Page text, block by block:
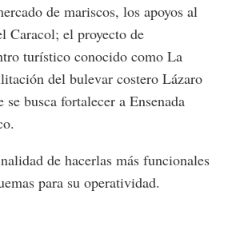
de mariscos, los apoyos al
Caracol; el proyecto de
turístico conocido como La
del bulevar costero Lázaro
busca fortalecer a Ensenada
de hacerlas más funcionales
para su operatividad.